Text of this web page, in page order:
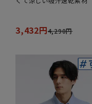
3,432円4,290円